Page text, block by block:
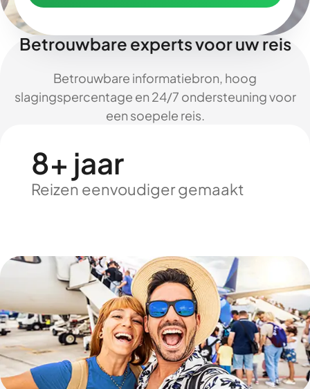
Betrouwbare experts voor uw reis
Betrouwbare informatiebron, hoog
slagingspercentage en 24/7 ondersteuning voor
een soepele reis.
8+ jaar
Reizen eenvoudiger gemaakt